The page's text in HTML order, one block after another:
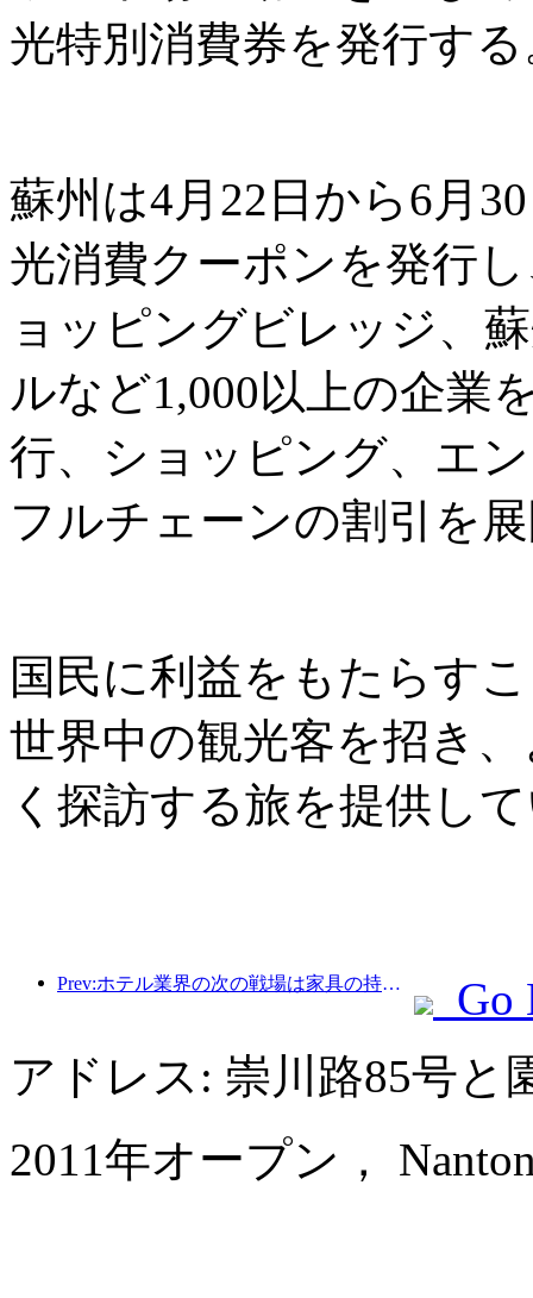
光特別消費券を発行す
蘇州は4月22日から6月
光消費クーポンを発行
ョッピングビレッジ、
ルなど1,000以上の企業
行、ショッピング、エ
フルチェーンの割引を
国民に利益をもたらす
世界中の観光客を招き
く探訪する旅を提供し
Prev:ホテル業界の次の戦場は家具の持続可能な遺伝子にある
Go
アドレス: 崇川路85号と
2011年オープン，